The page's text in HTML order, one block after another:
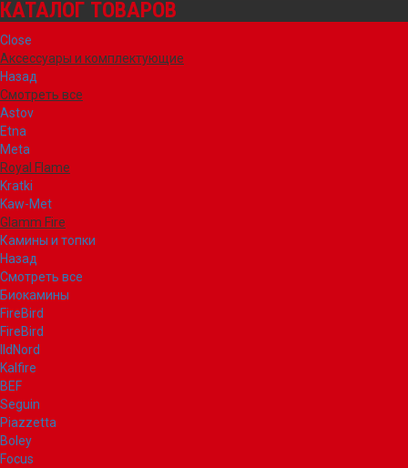
КАТАЛОГ ТОВАРОВ
Close
Аксессуары и комплектующие
Назад
Смотреть все
Astov
Etna
Meta
Royal Flame
Kratki
Kaw-Met
Glamm Fire
Камины и топки
Назад
Смотреть все
Биокамины
FireBird
FireBird
IldNord
Kalfire
BEF
Seguin
Piazzetta
Boley
Focus